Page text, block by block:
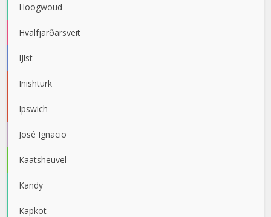
Hoogwoud
Hvalfjarðarsveit
IJlst
Inishturk
Ipswich
José Ignacio
Kaatsheuvel
Kandy
Kapkot